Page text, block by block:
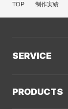
TOP 制作実績
SERVICE
PRODUCTS